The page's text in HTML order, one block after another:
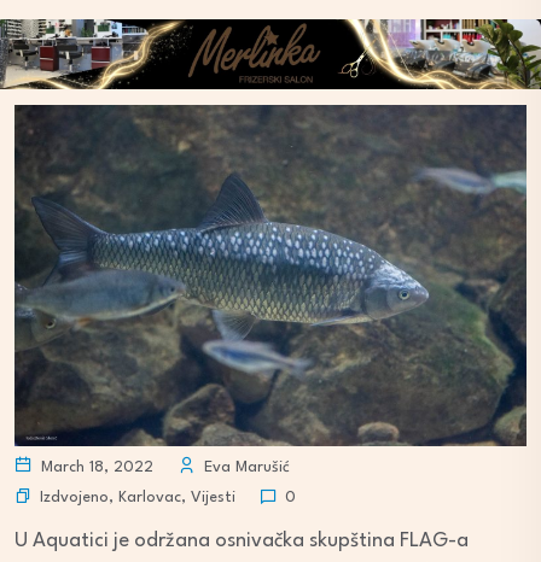
March 18, 2022
Eva Marušić
Izdvojeno, Karlovac, Vijesti 0
U Aquatici je održana osnivačka skupština FLAG-a